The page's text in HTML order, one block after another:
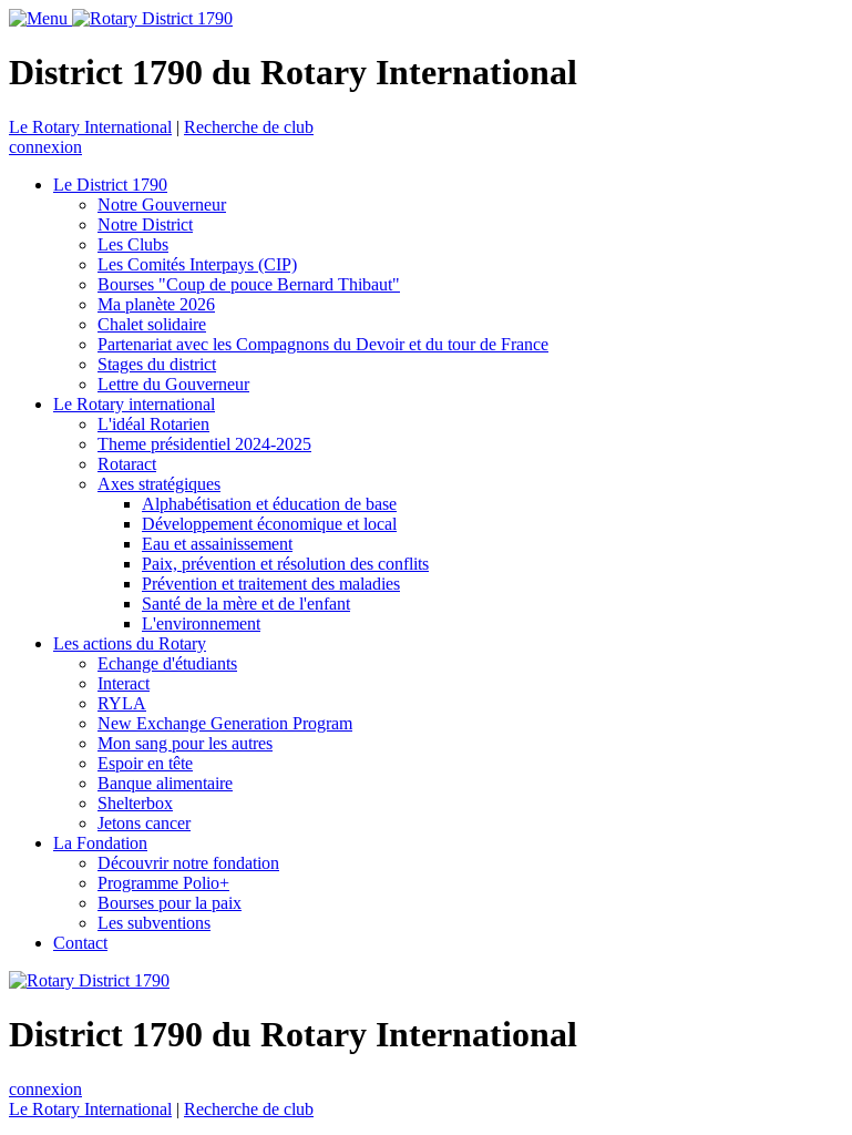
District 1790 du Rotary International
Le Rotary International | Recherche de club
connexion
Le District 1790
Notre Gouverneur
Notre District
Les Clubs
Les Comités Interpays (CIP)
Bourses "Coup de pouce Bernard Thibaut"
Ma planète 2026
Chalet solidaire
Partenariat avec les Compagnons du Devoir et du tour de France
Stages du district
Lettre du Gouverneur
Le Rotary international
L'idéal Rotarien
Theme présidentiel 2024-2025
Rotaract
Axes stratégiques
Alphabétisation et éducation de base
Développement économique et local
Eau et assainissement
Paix, prévention et résolution des conflits
Prévention et traitement des maladies
Santé de la mère et de l'enfant
L'environnement
Les actions du Rotary
Echange d'étudiants
Interact
RYLA
New Exchange Generation Program
Mon sang pour les autres
Espoir en tête
Banque alimentaire
Shelterbox
Jetons cancer
La Fondation
Découvrir notre fondation
Programme Polio+
Bourses pour la paix
Les subventions
Contact
District 1790 du Rotary International
connexion
Le Rotary International | Recherche de club